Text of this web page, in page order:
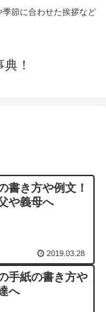
節に合わせた挨拶など
！
書き方や例文！
や義母へ
2019.03.28
手紙の書き方や
へ